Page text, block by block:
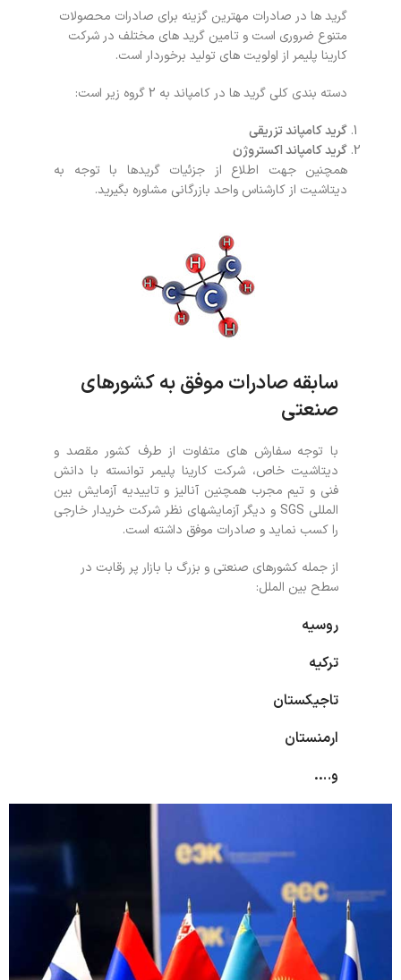
گرید ها در صادرات مهترین گزینه برای صادرات محصولات
متنوع ضروری است و تامین گرید های مختلف در شرکت
کارینا پلیمر از اولویت های تولید برخوردار است.
دسته بندی کلی گرید ها در کامپاند به 2 گروه زیر است:
گرید کامپاند تزریقی
گرید کامپاند اکستروژن
همچنین جهت اطلاع از جزئیات گریدها با توجه به
دیتاشیت از کارشناس واحد بازرگانی مشاوره بگیرید.
سابقه صادرات موفق به کشورهای
صنعتی
با توجه سفارش های متفاوت از طرف کشور مقصد و
دیتاشیت خاص، شرکت کارینا پلیمر توانسته با دانش
فنی و تیم مجرب همچنین آنالیز و تاییدیه آزمایش بین
المللی SGS و دیگر آزمایشهای نظر شرکت خریدار خارجی
را کسب نماید و صادرات موفق داشته است.
از جمله کشورهای صنعتی و بزرگ با بازار پر رقابت در
سطح بین الملل:
روسیه
ترکیه
تاجیکستان
ارمنستان
و….